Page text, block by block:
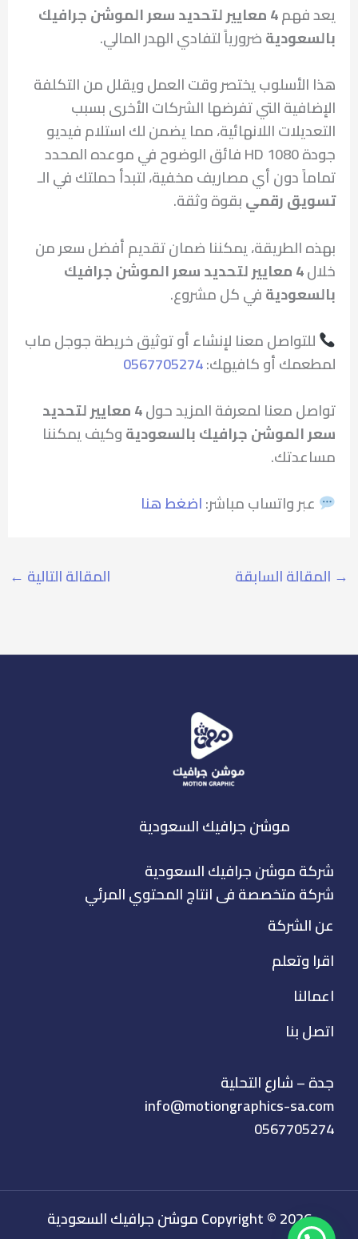
يعد فهم 4 معايير لتحديد سعر الموشن جرافيك
بالسعوديةضرورياً لتفادي الهدر المالي.
هذا الأسلوب يختصر وقت العمل ويقلل من التكلفة
الإضافية التي تفرضها الشركات الأخرى بسبب
التعديلات اللانهائية، مما يضمن لك استلام فيديو
جودة HD 1080 فائق الوضوح في موعده المحدد
تماماً دون أي مصاريف مخفية، لتبدأ حملتك في الـ
تسويق رقميبقوة وثقة.
بهذه الطريقة، يمكننا ضمان تقديم أفضل سعر من
خلال 4 معايير لتحديد سعر الموشن جرافيك
بالسعوديةفي كل مشروع.
للتواصل معنا لإنشاء أو توثيق خريطة جوجل ماب
لمطعمك أو كافيهك:0567705274
تواصل معنا لمعرفة المزيد حول 4 معايير لتحديد
سعر الموشن جرافيك بالسعوديةوكيف يمكننا
مساعدتك.
عبر واتساب مباشر:اضغط هنا
→ المقالة السابقة المقالة التالية ←
موشن جرافيك السعودية
شركة موشن جرافيك السعودية
شركة متخصصة فى انتاج المحتوي المرئي
عن الشركة
اقرا وتعلم
اعمالنا
اتصل بنا
جدة – شارع التحلية
info@motiongraphics-sa.com
0567705274
Copyright © 2026 موشن جرافيك السعودية